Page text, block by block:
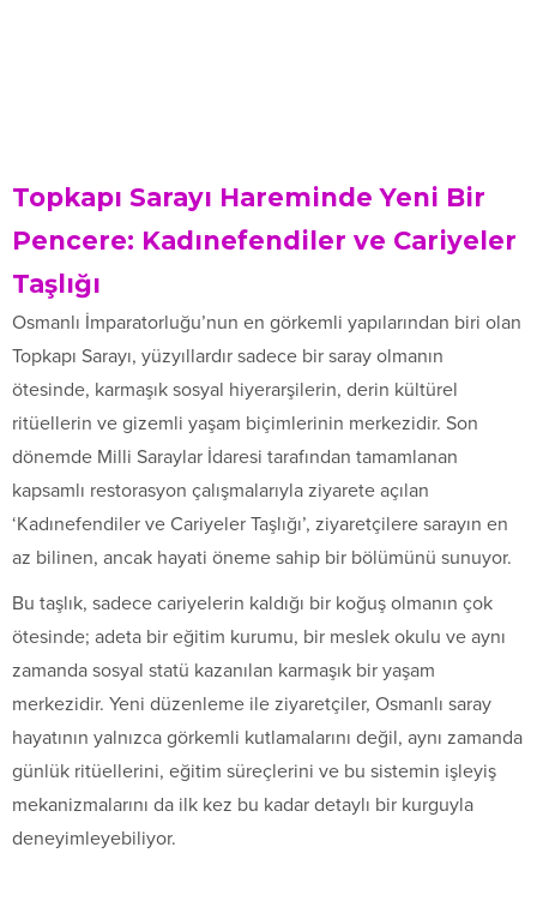
Topkapı Sarayı Hareminde Yeni Bir
Pencere: Kadınefendiler ve Cariyeler
Taşlığı
Osmanlı İmparatorluğu’nun en görkemli yapılarından biri olan
Topkapı Sarayı, yüzyıllardır sadece bir saray olmanın
ötesinde, karmaşık sosyal hiyerarşilerin, derin kültürel
ritüellerin ve gizemli yaşam biçimlerinin merkezidir. Son
dönemde Milli Saraylar İdaresi tarafından tamamlanan
kapsamlı restorasyon çalışmalarıyla ziyarete açılan
‘Kadınefendiler ve Cariyeler Taşlığı’, ziyaretçilere sarayın en
az bilinen, ancak hayati öneme sahip bir bölümünü sunuyor.
Bu taşlık, sadece cariyelerin kaldığı bir koğuş olmanın çok
ötesinde; adeta bir eğitim kurumu, bir meslek okulu ve aynı
zamanda sosyal statü kazanılan karmaşık bir yaşam
merkezidir. Yeni düzenleme ile ziyaretçiler, Osmanlı saray
hayatının yalnızca görkemli kutlamalarını değil, aynı zamanda
günlük ritüellerini, eğitim süreçlerini ve bu sistemin işleyiş
mekanizmalarını da ilk kez bu kadar detaylı bir kurguyla
deneyimleyebiliyor.